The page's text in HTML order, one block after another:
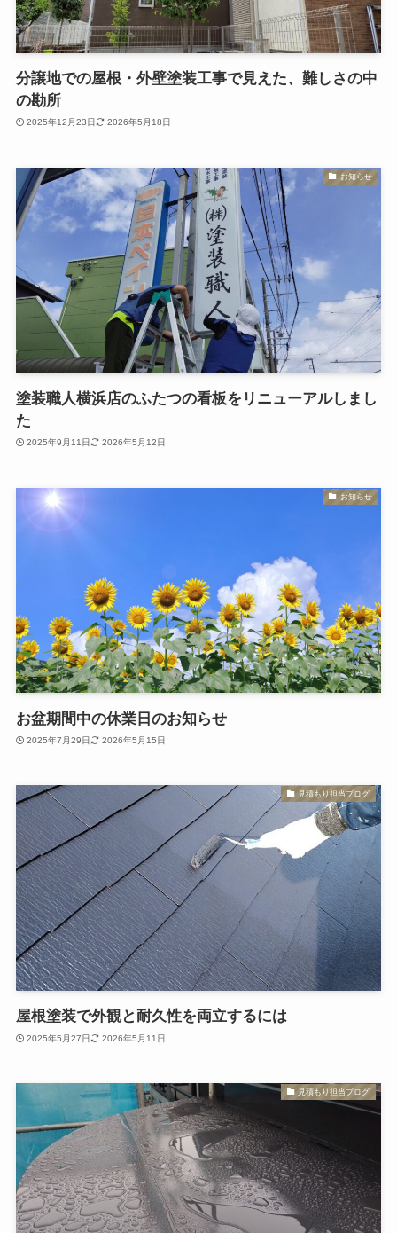
分譲地での屋根・外壁塗装工事で見えた、難しさの中
の勘所
2025年12月23日 2026年5月18日
お知らせ
塗装職人横浜店のふたつの看板をリニューアルしまし
た
2025年9月11日 2026年5月12日
お知らせ
お盆期間中の休業日のお知らせ
2025年7月29日 2026年5月15日
見積もり担当ブログ
屋根塗装で外観と耐久性を両立するには
2025年5月27日 2026年5月11日
見積もり担当ブログ